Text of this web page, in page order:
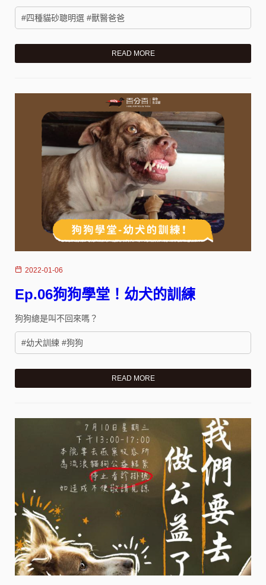
正確的方式鏟屎，再好的貓砂都可能變得不好用QQ
#四種貓砂聰明選 #獸醫爸爸
READ MORE
2022-01-06
Ep.06狗狗學堂！幼犬的訓練
狗狗總是叫不回來嗎？
#幼犬訓練 #狗狗
READ MORE